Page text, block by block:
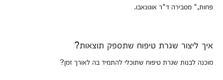
פחות," מסבירה ד"ר אוגונאבו.
איך ליצור שגרת טיפוח שתספק תוצאות?
מוכנה לבנות שגרת טיפוח שתוכלי להתמיד בה לאורך זמן?